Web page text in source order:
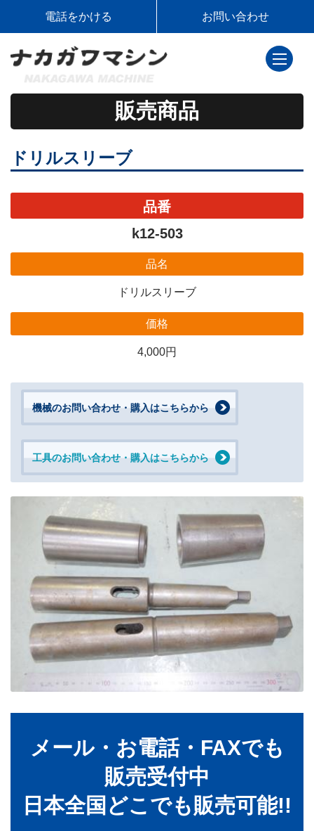
電話をかける お問い合わせ
toggle
販売商品
ドリルスリーブ
品番
k12-503
品名
ドリルスリーブ
価格
4,000円
機械のお問い合わせ・購入はこちらから
工具のお問い合わせ・購入はこちらから
メール・お電話・FAXでも
販売受付中
日本全国どこでも販売可能!!